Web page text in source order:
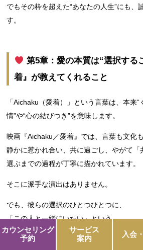
カウンセリング
予約
サービス
案内
入会
でもその枠を超えた“あなたの人生”にも、
す。
第5章：愛の本質は“選択する
着』が教えてくれること
「Aichaku（愛着）」という言葉は、本来
情”や“心の結びつき”を意味します。
映画『Aichaku／愛着』では、言葉も文化
静かに惹かれ合い、共に過ごし、やがて「
選ぶまでの過程が丁寧に描かれています。
そこに派手な演出はありません。
でも、彼らの選択のひとつひとつに、
「この人と一緒にいたい」という、
揺るぎない想いが流れているのです。